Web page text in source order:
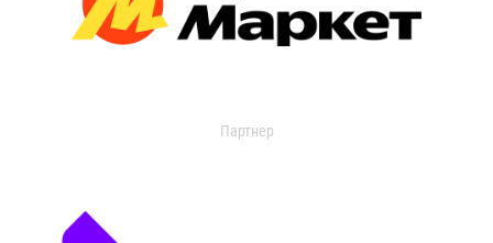
Партнер